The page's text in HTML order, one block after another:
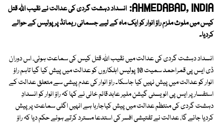
AHMEDABAD, INDIA: انسداد دہشت گردی کی عدالت نے نقیب اللہ قتل
کیس میں ملوث ملزم راؤ انوار کو ایک ماہ کے لیے جسمانی ریمانڈ پر پولیس کے حوالے
کردیا۔
انسداد دہشت گردی کی عدالت میں نقیب اللہ قتل کیس کی سماعت ہوئی، اس دوران
ڈی ایس پی قمراحمد سمیت 10 پولیس اہلکاروں کو عدالت میں پیش کیا گیا تاہم راؤ
انوار کو عدالت میں پیش نہیں کیا جاسکا۔ راؤ انوار کی عدم پیشی سے متعلق عدالت کے
استفسار پر ایس پی انویسٹی گیشن ملیر عابد قائم خانی نے کہا کہ راؤ انوار کو انسدادِ
دہشت گردی کی منتظم عدالت میں پیش کیاجارہا ہے انہیں اگلی سماعت پر پیش
کردیا جائے گا، عدالت نے تفتیشی افسر کی استدعا مسترد کرتے ہوئے حکم دیا کہ راؤ